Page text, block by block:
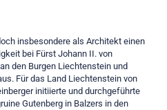
insbesondere als Architekt einen
bei Fürst Johann II. von
den Burgen Liechtenstein und
Für das Land Liechtenstein von
initiierte und durchgeführte
Gutenberg in Balzers in den